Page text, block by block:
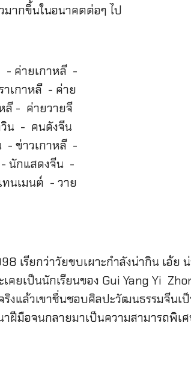
ากขึ้นในอนาคตต่อๆ ไป
เรียกว่าวัยขบเผาะกำลังน่ากิน เอ้ย
ยเป็นนักเรียนของ Gui Yang Yi
แล้วเขาชื่นชอบศิลปะวัฒนธรรมจีนเ
มือจนกลายมาเป็นความสามารถพิเศ